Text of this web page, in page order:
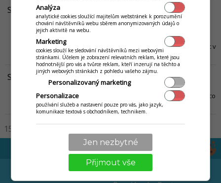
Skladové karty - seznam
Seznam skladových karet slouží na evidování a správu skladových
karet. Okno Skladové karty zobrazíte kliknutím na Sklad v hlavním
menu aplikace a následně kliknutím na Karty nebo kliknutím na
tlačítko s písmenem K na nástrojové liště. Seznam skladových karet v
aplikaci iKelp Pokladna Toto okno je rozděleno...Víc...
Skladová karta - představení
V tomto návodu je popsán formulář skladové karty, popsány
jednotlivé záložky a možnosti, které je možné na kartě vyplnit a na co
Víc...
15
NÁVODY
Analýza
analytické cookies sloužící majitelům webstránek k porozumění
chování návštěvníků webu sběrem anonymizovaných údajů o
jejich aktivitě na webu.
Marketing
cookies slouží ke sledování návštěvníků mezi webovými
stránkami. Účelem je zobrazení relevatních reklam, které jsou
hodnotnější pro vás a tvůrce reklam, kteří inzerují na těchto a
jiných webových stránkách z pohledu vašeho zájmu.
Personalizovaný marketing
Personalizace
používání služeb a nastavení pouze pro vás, jako jazyk,
komunikace textová s obchodníkem, technikem.
Jen nezbytné
Přijmout vše